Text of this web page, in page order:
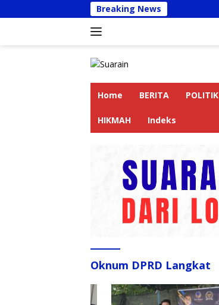
ke
Breaking News
Home BERITA POLITIK
HIKMAH Indeks
Oknum DPRD Langkat